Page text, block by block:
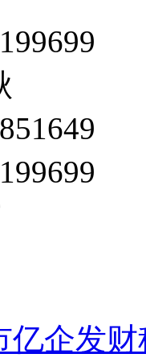
亿企发